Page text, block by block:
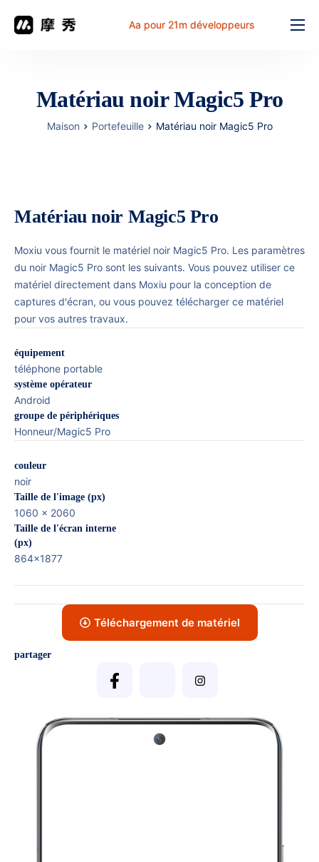
Aa pour 21m développeurs
document
Matériau noir Magic5 Pro
Maison Portefeuille Matériau noir Magic5 Pro
Matériau noir Magic5 Pro
Moxiu vous fournit le matériel noir Magic5 Pro. Les paramètres
du noir Magic5 Pro sont les suivants. Vous pouvez utiliser ce
matériel directement dans Moxiu pour la conception de
captures d'écran, ou vous pouvez télécharger ce matériel
pour vos autres travaux.
équipement
téléphone portable
système opérateur
Android
groupe de périphériques
Honneur/Magic5 Pro
couleur
noir
Taille de l'image (px)
1060 x 2060
Taille de l'écran interne
(px)
864x1877
Téléchargement de matériel
partager